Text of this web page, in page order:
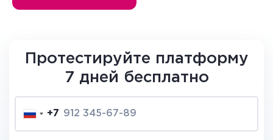
Протестируйте платформу
7 дней бесплатно
+7